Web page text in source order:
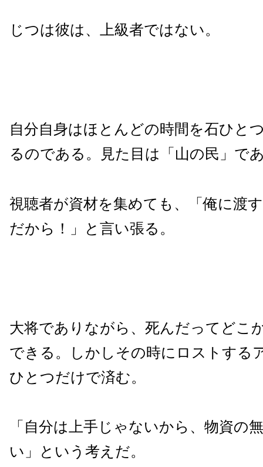
じつは彼は、上級者ではない。
自分自身はほとんどの時間を石ひと
るのである。見た目は「山の民」で
視聴者が資材を集めても、「俺に渡
だから！」と言い張る。
大将でありながら、死んだってどこ
できる。しかしその時にロストする
ひとつだけで済む。
「自分は上手じゃないから、物資の
い」という考えだ。